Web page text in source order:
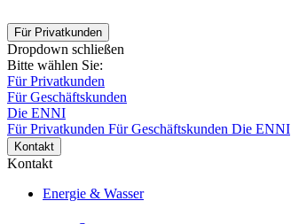
Für Privatkunden
Dropdown schließen
Bitte wählen Sie:
Für Privatkunden
Für Geschäftskunden
Die ENNI
Für Privatkunden Für Geschäftskunden Die ENNI
Kontakt
Kontakt
Energie & Wasser